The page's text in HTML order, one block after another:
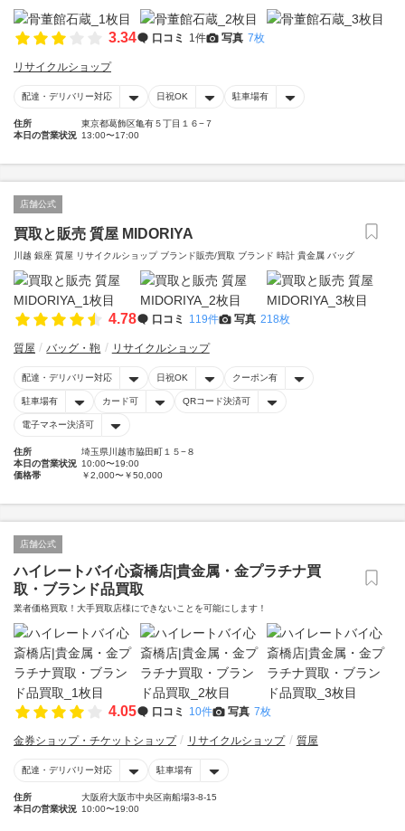
3.34 口コミ 1件 写真 7枚
リサイクルショップ
配達・デリバリー対応 日祝OK 駐車場有
住所
東京都葛飾区亀有５丁目１６−７
本日の営業状況 13:00〜17:00
店舗公式
買取と販売 質屋 MIDORIYA
川越 銀座 質屋 リサイクルショップ ブランド販売/買取 ブランド 時計 貴金属 バッグ
4.78 口コミ 119件 写真 218枚
質屋 バッグ・鞄 リサイクルショップ
配達・デリバリー対応 日祝OK クーポン有
駐車場有 カード可 QRコード決済可
電子マネー決済可
住所
埼玉県川越市脇田町１５−８
本日の営業状況 10:00〜19:00
価格帯
￥2,000〜￥50,000
店舗公式
ハイレートバイ心斎橋店|貴金属・金プラチナ買
取・ブランド品買取
業者価格買取！大手買取店様にできないことを可能にします！
4.05 口コミ 10件 写真 7枚
金券ショップ・チケットショップ リサイクルショップ 質屋
配達・デリバリー対応 駐車場有
住所
大阪府大阪市中央区南船場3-8-15
本日の営業状況 10:00〜19:00